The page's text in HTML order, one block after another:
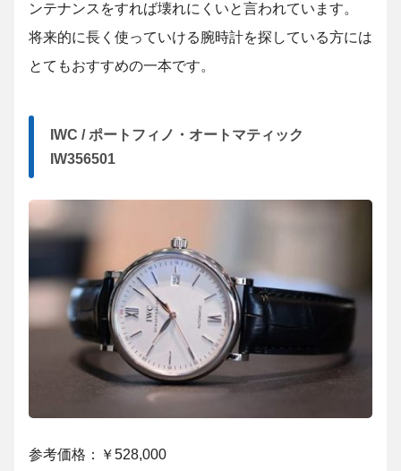
ンテナンスをすれば壊れにくいと言われています。
将来的に長く使っていける腕時計を探している方には
とてもおすすめの一本です。
IWC / ポートフィノ・オートマティック
IW356501
参考価格：￥528,000